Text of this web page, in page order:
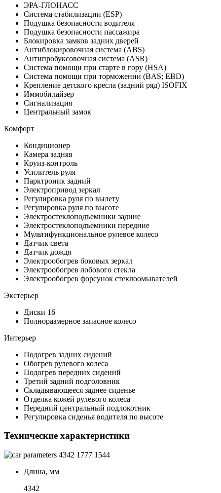
ЭРА-ГЛОНАСС
Система стабилизации (ESP)
Подушка безопасности водителя
Подушка безопасности пассажира
Блокировка замков задних дверей
Антиблокировочная система (ABS)
Антипробуксовочная система (ASR)
Система помощи при старте в гору (HSA)
Система помощи при торможении (BAS; EBD)
Крепление детского кресла (задний ряд) ISOFIX
Иммобилайзер
Сигнализация
Центральный замок
Комфорт
Кондиционер
Камера задняя
Круиз-контроль
Усилитель руля
Парктроник задний
Электропривод зеркал
Регулировка руля по вылету
Регулировка руля по высоте
Электростеклоподъемники задние
Электростеклоподъемники передние
Мультифункциональное рулевое колесо
Датчик света
Датчик дождя
Электрообогрев боковых зеркал
Электрообогрев лобового стекла
Электрообогрев форсунок стеклоомывателей
Экстерьер
Диски 16
Полноразмерное запасное колесо
Интерьер
Подогрев задних сидений
Обогрев рулевого колеса
Подогрев передних сидений
Третий задний подголовник
Складывающееся заднее сиденье
Отделка кожей рулевого колеса
Передний центральный подлокотник
Регулировка сиденья водителя по высоте
Технические характеристики
4342 1777 1544
Длина, мм
4342